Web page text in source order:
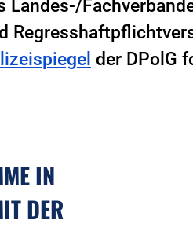
Landes-/
der DPolG
IN
DER